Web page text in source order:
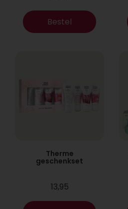
Bestel
Therme
geschenkset
13,95